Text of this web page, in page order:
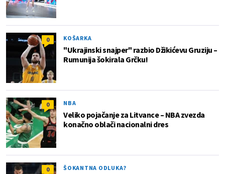
0 KOŠARKA
"Ukrajinski snajper" razbio Džikićevu Gruziju –
Rumunija šokirala Grčku!
0 NBA
Veliko pojačanje za Litvance – NBA zvezda
konačno oblači nacionalni dres
0 ŠOKANTNA ODLUKA?